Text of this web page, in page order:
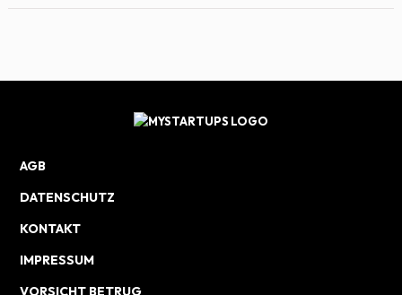
AGB
DATENSCHUTZ
KONTAKT
IMPRESSUM
VORSICHT BETRUG